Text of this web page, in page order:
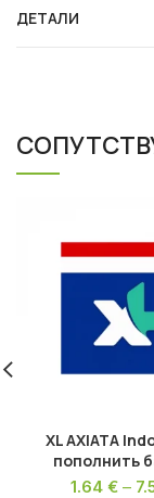
ДЕТАЛИ
XL AXIATA
пополнить
1.64 € –